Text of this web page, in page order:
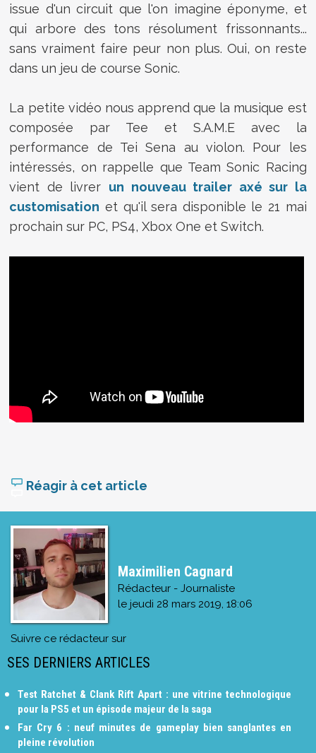
issue d'un circuit que l'on imagine éponyme, et
qui arbore des tons résolument frissonnants...
sans vraiment faire peur non plus. Oui, on reste
dans un jeu de course Sonic.
La petite vidéo nous apprend que la musique est
composée par Tee et S.A.M.E avec la
performance de Tei Sena au violon. Pour les
intéressés, on rappelle que Team Sonic Racing
vient de livrer un nouveau trailer axé sur la
customisation et qu'il sera disponible le 21 mai
prochain sur PC, PS4, Xbox One et Switch.
Réagir à cet article
Maximilien Cagnard
Rédacteur - Journaliste
le jeudi 28 mars 2019, 18:06
Suivre ce rédacteur sur
SES DERNIERS ARTICLES
Test Ratchet & Clank Rift Apart : une vitrine technologique
pour la PS5 et un épisode majeur de la saga
Far Cry 6 : neuf minutes de gameplay bien sanglantes en
pleine révolution